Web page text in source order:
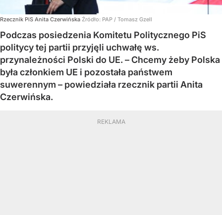
Rzecznik PiS Anita Czerwińska Źródło: PAP / Tomasz Gzell
Podczas posiedzenia Komitetu Politycznego PiS
politycy tej partii przyjęli uchwałę ws.
przynależności Polski do UE. – Chcemy żeby Polska
była członkiem UE i pozostała państwem
suwerennym – powiedziała rzecznik partii Anita
Czerwińska.